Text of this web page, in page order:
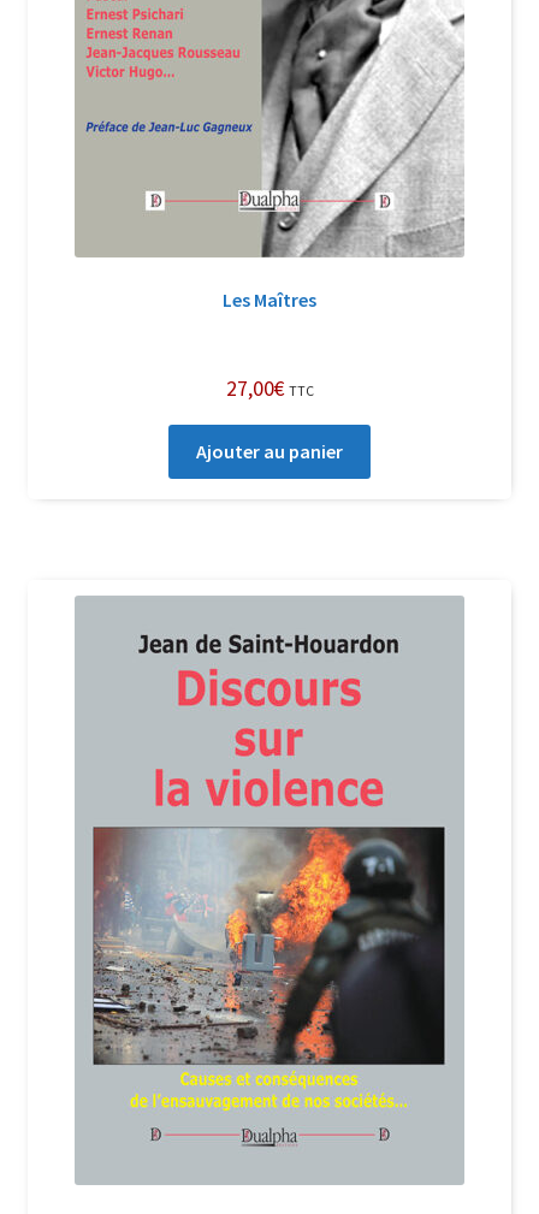
Les Maîtres
27,00€ TTC
Ajouter au panier